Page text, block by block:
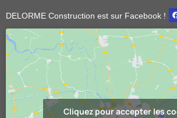
DELORME Construction est sur Facebook !
Cliquez pour accepter les